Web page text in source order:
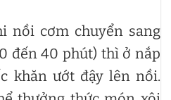
nồi cơm chuyển sang
đến 40 phút) thì ở nắp
khăn ướt đậy lên nồi.